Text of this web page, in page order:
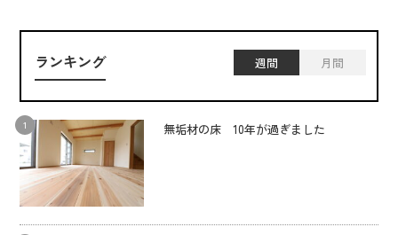
ランキング 週間 月間
無垢材の床 10年が過ぎました